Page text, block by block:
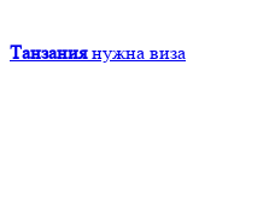
Танзания нужна виза